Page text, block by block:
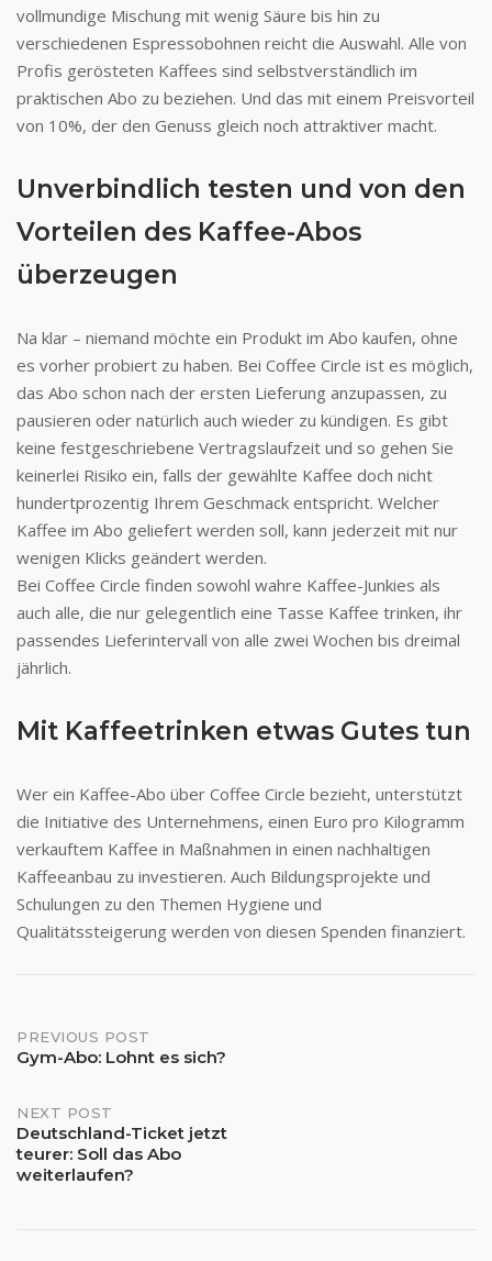
vollmundige Mischung mit wenig Säure bis hin zu
verschiedenen Espressobohnen reicht die Auswahl. Alle von
Profis gerösteten Kaffees sind selbstverständlich im
praktischen Abo zu beziehen. Und das mit einem Preisvorteil
von 10%, der den Genuss gleich noch attraktiver macht.
Unverbindlich testen und von den
Vorteilen des Kaffee-Abos
überzeugen
Na klar – niemand möchte ein Produkt im Abo kaufen, ohne
es vorher probiert zu haben. Bei Coffee Circle ist es möglich,
das Abo schon nach der ersten Lieferung anzupassen, zu
pausieren oder natürlich auch wieder zu kündigen. Es gibt
keine festgeschriebene Vertragslaufzeit und so gehen Sie
keinerlei Risiko ein, falls der gewählte Kaffee doch nicht
hundertprozentig Ihrem Geschmack entspricht. Welcher
Kaffee im Abo geliefert werden soll, kann jederzeit mit nur
wenigen Klicks geändert werden.
Bei Coffee Circle finden sowohl wahre Kaffee-Junkies als
auch alle, die nur gelegentlich eine Tasse Kaffee trinken, ihr
passendes Lieferintervall von alle zwei Wochen bis dreimal
jährlich.
Mit Kaffeetrinken etwas Gutes tun
Wer ein Kaffee-Abo über Coffee Circle bezieht, unterstützt
die Initiative des Unternehmens, einen Euro pro Kilogramm
verkauftem Kaffee in Maßnahmen in einen nachhaltigen
Kaffeeanbau zu investieren. Auch Bildungsprojekte und
Schulungen zu den Themen Hygiene und
Qualitätssteigerung werden von diesen Spenden finanziert.
Post
PREVIOUS POST
Gym-Abo: Lohnt es sich?
NEXT POST
Deutschland-Ticket jetzt
teurer: Soll das Abo
weiterlaufen?